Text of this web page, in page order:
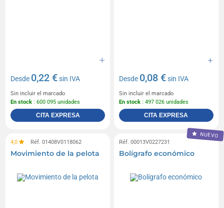
Desde 0,22 €sin IVA
Sin incluir el marcado
En stock : 600 095 unidades
CITA EXPRESA
Desde 0,08 €sin IVA
Sin incluir el marcado
En stock : 497 026 unidades
CITA EXPRESA
4,0 Réf. 01408V0118062
Movimiento de la pelota
NUEVO
Réf. 00013V0227231
Bolígrafo económico